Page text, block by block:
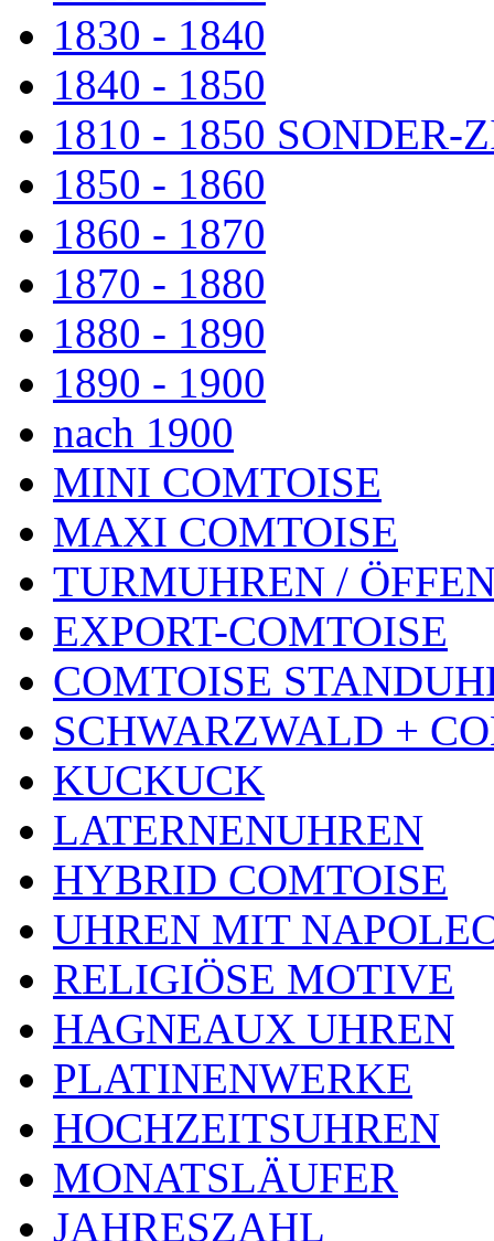
1830 - 1840
1840 - 1850
1810 - 1850 SONDER-
1850 - 1860
1860 - 1870
1870 - 1880
1880 - 1890
1890 - 1900
nach 1900
MINI COMTOISE
MAXI COMTOISE
TURMUHREN /
EXPORT-COMTOISE
COMTOISE
SCHWARZWALD +
KUCKUCK
LATERNENUHREN
HYBRID COMTOISE
UHREN MIT
RELIGIÖSE MOTIVE
HAGNEAUX UHREN
PLATINENWERKE
HOCHZEITSUHREN
MONATSLÄUFER
JAHRESZAHL